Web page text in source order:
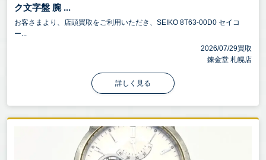
ク文字盤 腕 ...
お客さまより、店頭買取をご利用いただき、SEIKO 8T63-00D0 セイコ
ー...
2026/07/29買取
錬金堂 札幌店
詳しく見る